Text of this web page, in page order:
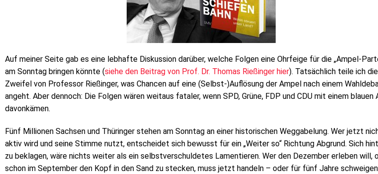
Auf meiner Seite gab es eine lebhafte Diskussion darüber, welche Folgen eine Ohrfeige für die „Ampel-
am Sonntag bringen könnte (siehe den Beitrag von Prof. Dr. Thomas Rießinger hier). Tatsächlich teile ich die
Zweifel von Professor Rießinger, was Chancen auf eine (Selbst-)Auflösung der Ampel nach einem
angeht. Aber dennoch: Die Folgen wären weitaus fataler, wenn SPD, Grüne, FDP und CDU mit einem blauen
davonkämen.
Fünf Millionen Sachsen und Thüringer stehen am Sonntag an einer historischen Weggabelung. Wer jetzt
aktiv wird und seine Stimme nutzt, entscheidet sich bewusst für ein „Weiter so“ Richtung Abgrund. Sich
zu beklagen, wäre nichts weiter als ein selbstverschuldetes Lamentieren. Wer den Dezember erleben will,
schon im September den Kopf in den Sand zu stecken, muss jetzt handeln – oder für fünf Jahre